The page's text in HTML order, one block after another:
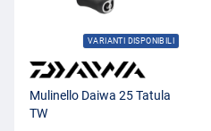
VARIANTI DISPONIBILI
Mulinello Daiwa 25 Tatula
TW